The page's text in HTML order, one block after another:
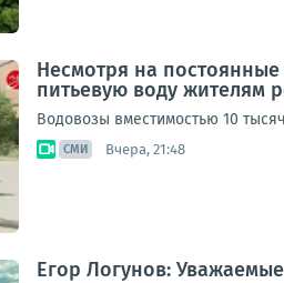
Несмотря на
питьевую воду жителям
Водовозы вместимостью 10
СМИ Вчера, 21:48
Егор Логунов: